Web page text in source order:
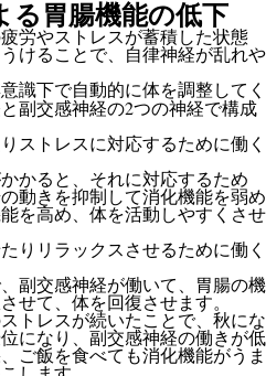
る胃腸機能の低下
労やストレスが蓄積した状態
けることで、自律神経が乱れや
識下で自動的に体を調整してく
副交感神経の2つの神経で構成
ストレスに対応するために働く
かると、それに対応するため
動きを抑制して消化機能を弱め
を高め、体を活動しやすくさせ
りリラックスさせるために働く
副交感神経が働いて、胃腸の機
せて、体を回復させます。
トレスが続いたことで、秋にな
になり、副交感神経の働きが低
ご飯を食べても消化機能がうま